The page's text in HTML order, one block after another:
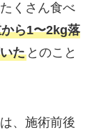
くさん食べ
ら1〜2kg落
たとのこと
、施術前後